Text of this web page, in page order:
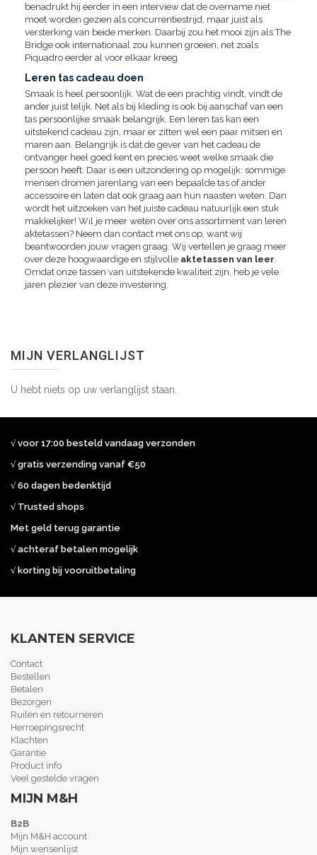
benadrukt hij eerder in een interview dat de overname niet
moet worden gezien als concurrentiestrijd, maar juist als
versterking van beide merken. Daarbij zou het mooi zijn als The
Bridge ook internationaal zou kunnen groeien, net zoals
Piquadro eerder al voor elkaar kreeg
Leren tas cadeau doen
Smaak is heel persoonlijk. Wat de een prachtig vindt, vindt de
ander juist lelijk. Net als bij kleding is ook bij aanschaf van een
tas persoonlijke smaak belangrijk. Een leren tas kan een
uitstekend cadeau zijn, maar er zitten wel een paar mitsen en
maren aan. Belangrijk is dat de gever van het cadeau de
ontvanger heel goed kent en precies weet welke smaak die
persoon heeft. Daar is een uitzondering op mogelijk: sommige
mensen dromen jarenlang van een bepaalde tas of ander
accessoire en laten dat ook graag aan hun naasten weten. Dan
wordt het uitzoeken van het juiste cadeau natuurlijk een stuk
makkelijker! Wil je meer weten over ons assortiment van leren
aktetassen? Neem dan contact met ons op, want wij
beantwoorden jouw vragen graag. Wij vertellen je graag meer
over deze hoogwaardige en stijlvolle aktetassen van leer
Omdat onze tassen van uitstekende kwaliteit zijn, heb je vele
jaren plezier van deze investering.
MIJN VERLANGLIJST
U hebt niets op uw verlanglijst staan.
√ voor 17:00 besteld vandaag verzonden
√ gratis verzending vanaf €50
√ 60 dagen bedenktijd
√ Trusted shops
Met geld terug garantie
√ achteraf betalen mogelijk
√ korting bij vooruitbetaling
KLANTEN SERVICE
Contact
Bestellen
Betalen
Bezorgen
Ruilen en retourneren
Herroepingsrecht
Klachten
Garantie
Product info
Veel gestelde vragen
MIJN M&H
B2B
Mijn M&H account
Mijn wensenlijst